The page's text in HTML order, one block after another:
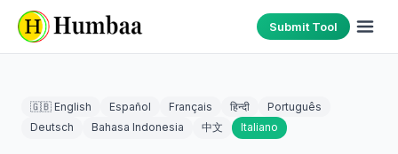
Submit Tool
🇬🇧 English Español Français हिन्दी
Português
Deutsch
Bahasa Indonesia 中文 Italiano